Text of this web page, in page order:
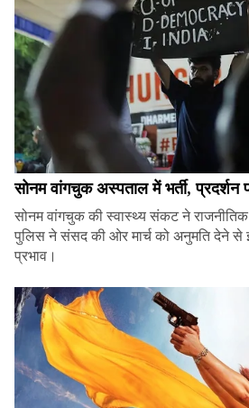
सोनम वांगचुक अस्पताल में भर्ती,
सोनम वांगचुक की स्वास्थ्य संकट ने राजनीतिक
पुलिस ने संसद की ओर मार्च को अनुमति देने से
प्रभाव।